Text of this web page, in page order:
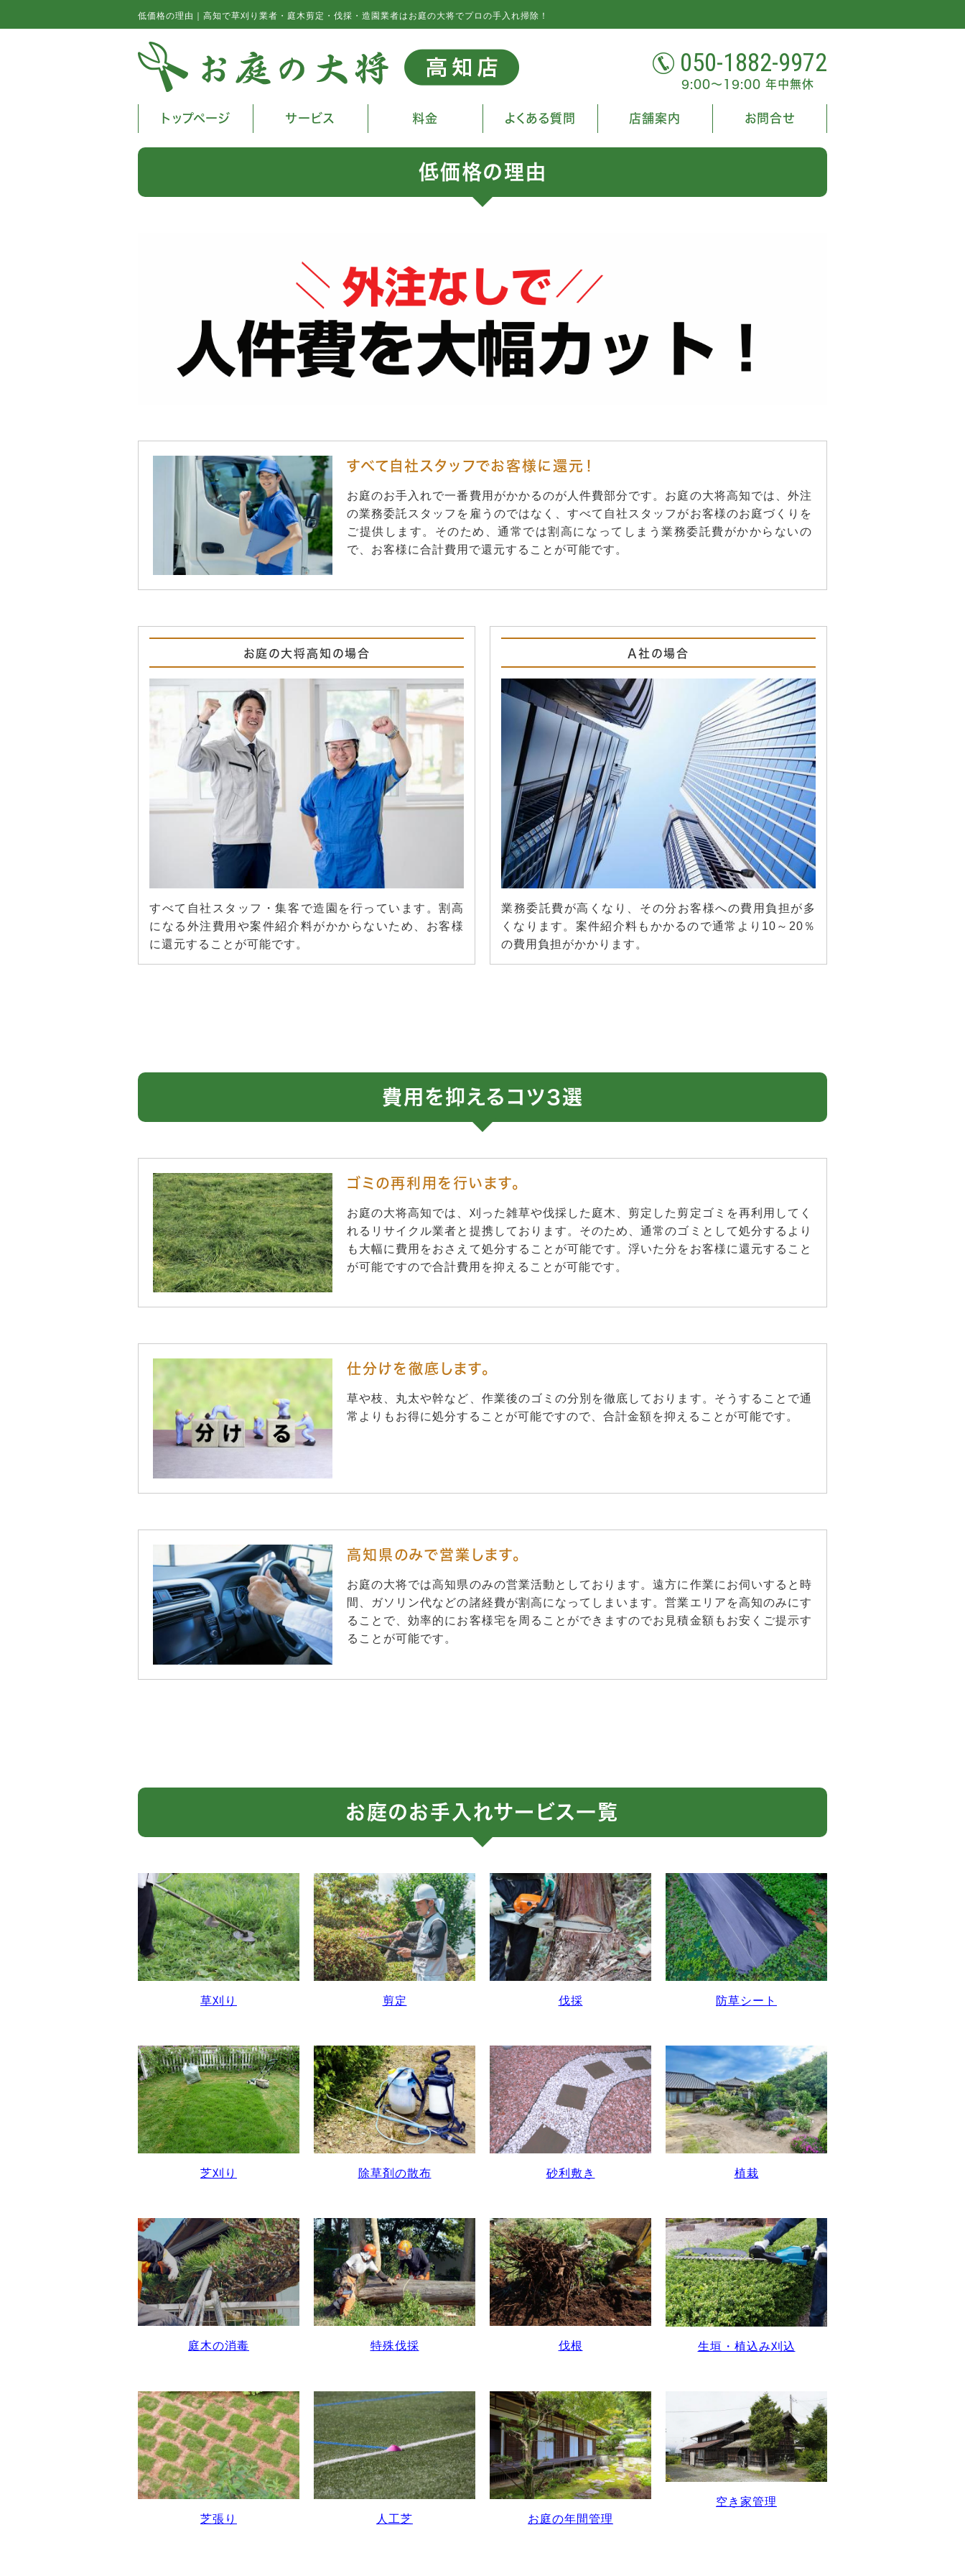
低価格の理由｜高知で草刈り業者・庭木剪定・伐採・造園業者はお庭の大将でプロの手入れ掃除！
050-1882-9972
9:00～19:00 年中無休
トップページ サービス 料金 よくある質問 店舗案内 お問合せ
低価格の理由
すべて自社スタッフでお客様に還元！
お庭のお手入れで一番費用がかかるのが人件費部分です。お庭の大将高知では、外注
の業務委託スタッフを雇うのではなく、すべて自社スタッフがお客様のお庭づくりを
ご提供します。そのため、通常では割高になってしまう業務委託費がかからないの
で、お客様に合計費用で還元することが可能です。
お庭の大将高知の場合
すべて自社スタッフ・集客で造園を行っています。割高
になる外注費用や案件紹介料がかからないため、お客様
に還元することが可能です。
A社の場合
業務委託費が高くなり、その分お客様への費用負担が多
くなります。案件紹介料もかかるので通常より10～20％
の費用負担がかかります。
費用を抑えるコツ3選
ゴミの再利用を行います。
お庭の大将高知では、刈った雑草や伐採した庭木、剪定した剪定ゴミを再利用してく
れるリサイクル業者と提携しております。そのため、通常のゴミとして処分するより
も大幅に費用をおさえて処分することが可能です。浮いた分をお客様に還元すること
が可能ですので合計費用を抑えることが可能です。
仕分けを徹底します。
草や枝、丸太や幹など、作業後のゴミの分別を徹底しております。そうすることで通
常よりもお得に処分することが可能ですので、合計金額を抑えることが可能です。
高知県のみで営業します。
お庭の大将では高知県のみの営業活動としております。遠方に作業にお伺いすると時
間、ガソリン代などの諸経費が割高になってしまいます。営業エリアを高知のみにす
ることで、効率的にお客様宅を周ることができますのでお見積金額もお安くご提示す
ることが可能です。
お庭のお手入れサービス一覧
草刈り 剪定 伐採 防草シート
芝刈り 除草剤の散布 砂利敷き 植栽
庭木の消毒 特殊伐採 伐根 生垣・植込み刈込
芝張り 人工芝 お庭の年間管理
空き家管理